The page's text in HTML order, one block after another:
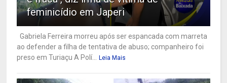
feminicídio em Japeri
Gabriela Ferreira morreu após ser espancada com marreta
ao defender a filha de tentativa de abuso; companheiro foi
preso em Turiaçu A Polí...
Leia Mais